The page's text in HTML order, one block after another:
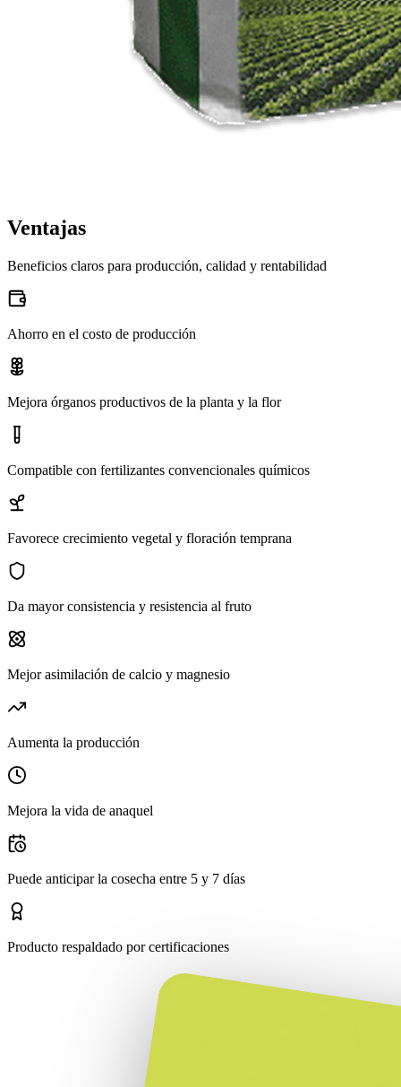
Ventajas
Beneficios claros para producción, calidad y rentabilidad
Ahorro en el costo de producción
Mejora órganos productivos de la planta y la flor
Compatible con fertilizantes convencionales químicos
Favorece crecimiento vegetal y floración temprana
Da mayor consistencia y resistencia al fruto
Mejor asimilación de calcio y magnesio
Aumenta la producción
Mejora la vida de anaquel
Puede anticipar la cosecha entre 5 y 7 días
Producto respaldado por certificaciones